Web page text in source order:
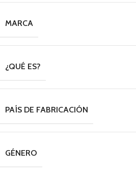
MARCA
¿QUÉ ES?
PAÍS DE FABRICACIÓN
GÉNERO